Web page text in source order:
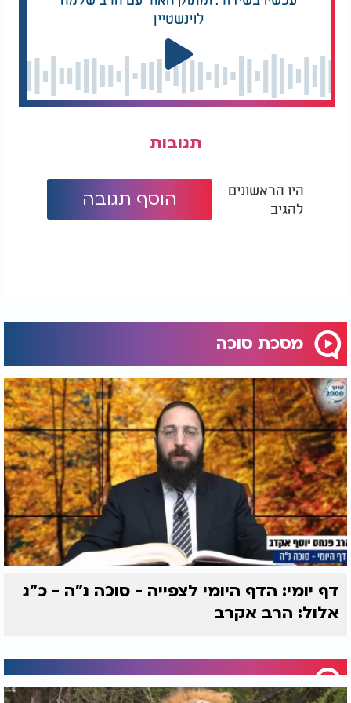
לוינשטיין
תגובות
היו הראשונים
להגיב
הוסף תגובה
מסכת סוכה
דף יומי: הדף היומי לצפייה - סוכה נ"ה - כ"ג
אלול: הרב אקרב